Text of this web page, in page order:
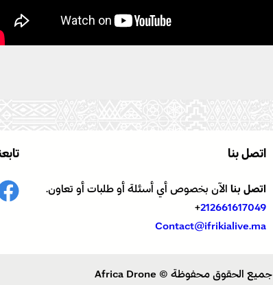
اتصل بنا
اتصل بنا الآن بخصوص أي أسئلة أو طلبات أو تعاون.
212661617049
+
Contact@ifrikialive.ma
جميع الحقوق محفوظة © Africa Drone